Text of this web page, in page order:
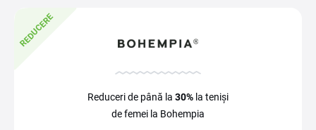
REDUCERE
Reduceri de până la 30% la teniși
de femei la Bohempia